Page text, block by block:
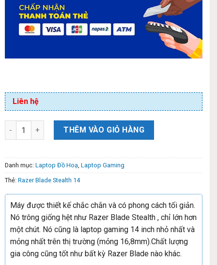
Liên hệ
THÊM VÀO GIỎ HÀNG
Danh mục: Laptop Đồ Hoạ Laptop Gaming
Thẻ: Razer Blade Stealth 14
Máy được thiết kế chắc chắn và có phong cách tối giản.
Nó trông giống hệt như Razer Blade Stealth , chỉ lớn hơn
một chút. Nó cũng là laptop gaming 14 inch nhỏ nhất và
mỏng nhất trên thị trường (mỏng 16,8mm).Chất lượng
gia công cũng tốt như bất kỳ Razer Blade nào khác.